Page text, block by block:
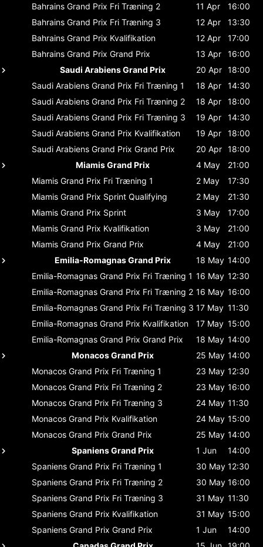
Bahrains Grand Prix Fri Træning 2 11 Apr
16:00
Bahrains Grand Prix Fri Træning 3 12 Apr
13:30
Bahrains Grand Prix Kvalifikation 12 Apr
17:00
Bahrains Grand Prix Grand Prix 13 Apr
16:00
Saudi Arabiens Grand Prix
20 Apr 18:00
Saudi Arabiens Grand Prix Fri Træning 1 18 Apr
14:30
Saudi Arabiens Grand Prix Fri Træning 2 18 Apr
18:00
Saudi Arabiens Grand Prix Fri Træning 3 19 Apr
14:30
Saudi Arabiens Grand Prix Kvalifikation 19 Apr
18:00
Saudi Arabiens Grand Prix Grand Prix 20 Apr 18:00
Miamis Grand Prix
4 May
21:00
Miamis Grand Prix Fri Træning 1 2 May
17:30
Miamis Grand Prix Sprint Qualifying 2 May
21:30
Miamis Grand Prix Sprint 3 May
17:00
Miamis Grand Prix Kvalifikation 3 May
21:00
Miamis Grand Prix Grand Prix 4 May
21:00
Emilia-Romagnas Grand Prix
18 May 14:00
Emilia-Romagnas Grand Prix Fri Træning 1 16 May 12:30
Emilia-Romagnas Grand Prix Fri Træning 2 16 May 16:00
Emilia-Romagnas Grand Prix Fri Træning 3 17 May 11:30
Emilia-Romagnas Grand Prix Kvalifikation 17 May 15:00
Emilia-Romagnas Grand Prix Grand Prix 18 May 14:00
Monacos Grand Prix
25 May 14:00
Monacos Grand Prix Fri Træning 1 23 May 12:30
Monacos Grand Prix Fri Træning 2 23 May 16:00
Monacos Grand Prix Fri Træning 3 24 May 11:30
Monacos Grand Prix Kvalifikation 24 May 15:00
Monacos Grand Prix Grand Prix 25 May 14:00
Spaniens Grand Prix
1 Jun
14:00
Spaniens Grand Prix Fri Træning 1 30 May 12:30
Spaniens Grand Prix Fri Træning 2 30 May 16:00
Spaniens Grand Prix Fri Træning 3 31 May 11:30
Spaniens Grand Prix Kvalifikation 31 May 15:00
Spaniens Grand Prix Grand Prix 1 Jun
14:00